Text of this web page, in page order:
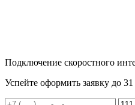
Подключение скоростного
Успейте оформить заявку до 31